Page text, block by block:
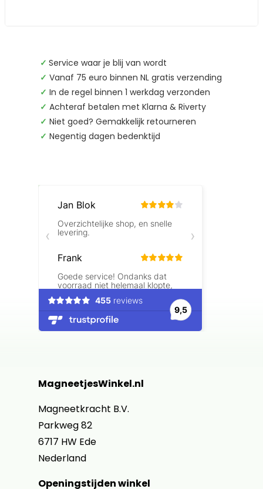
✓ Service waar je blij van wordt
✓ Vanaf 75 euro binnen NL gratis verzending
✓ In de regel binnen 1 werkdag verzonden
✓ Achteraf betalen met Klarna & Riverty
✓ Niet goed? Gemakkelijk retourneren
✓ Negentig dagen bedenktijd
MagneetjesWinkel.nl
Magneetkracht B.V.
Parkweg 82
6717 HW Ede
Nederland
Openingstijden winkel